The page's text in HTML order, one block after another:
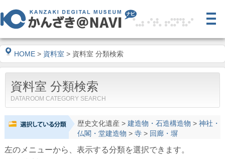
HOME > 資料室 > 資料室 分類検索
資料室 分類検索
DATAROOM CATEGORY SEARCH
歴史文化遺産> 建造物・石造構造物 > 神社・
仏閣・堂建造物 > 寺> 回廊・塀
左のメニューから、表示する分類を選択できます。